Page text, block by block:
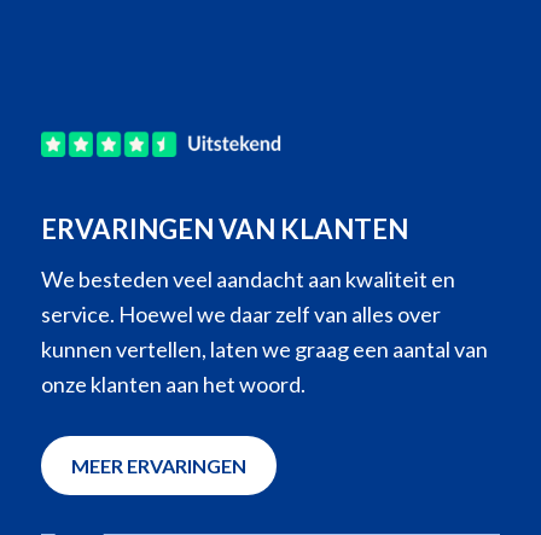
ERVARINGEN VAN KLANTEN
We besteden veel aandacht aan kwaliteit en
service. Hoewel we daar zelf van alles over
kunnen vertellen, laten we graag een aantal van
onze klanten aan het woord.
MEER ERVARINGEN